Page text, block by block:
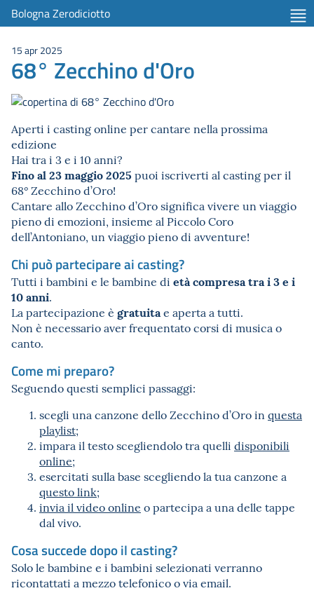
Bologna Zerodiciotto
15 apr 2025
68° Zecchino d'Oro
Aperti i casting online per cantare nella prossima
edizione
Hai tra i 3 e i 10 anni?
Fino al 23 maggio 2025 puoi iscriverti al casting per il
68° Zecchino d’Oro!
Cantare allo Zecchino d’Oro significa vivere un viaggio
pieno di emozioni, insieme al Piccolo Coro
dell’Antoniano, un viaggio pieno di avventure!
Chi può partecipare ai casting?
Tutti i bambini e le bambine di età compresa tra i 3 e i
10 anni.
La partecipazione è gratuitae aperta a tutti.
Non è necessario aver frequentato corsi di musica o
canto.
Come mi preparo?
Seguendo questi semplici passaggi:
scegli una canzone dello Zecchino d’Oro in questa
playlist;
impara il testo scegliendolo tra quelli disponibili
online;
esercitati sulla base scegliendo la tua canzone a
questo link;
invia il video online o partecipa a una delle tappe
dal vivo.
Cosa succede dopo il casting?
Solo le bambine e i bambini selezionati verranno
ricontattati a mezzo telefonico o via email.